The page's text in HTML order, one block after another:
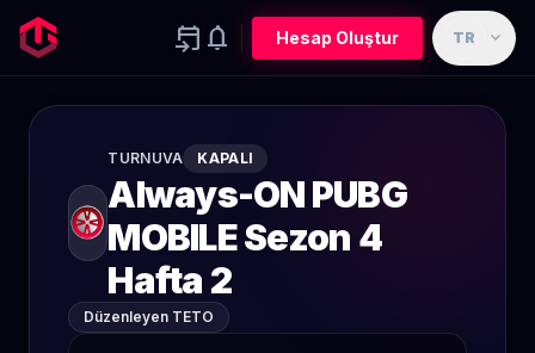
event_upcoming notifications Hesap Oluştur TR expand_more
TURNUVA KAPALI
Always-ON PUBG
MOBILE Sezon 4
Hafta 2
Düzenleyen TETO